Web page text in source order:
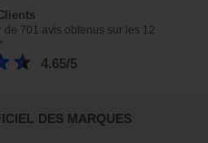
de 701 avis obtenus sur les 12
4.65/5
DES MARQUES